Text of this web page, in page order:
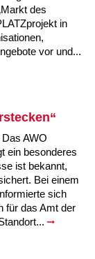
/
/
/
des
in
vor und...
AWO
ein besonderes
ist bekannt,
Bei einem
sich
für das Amt der